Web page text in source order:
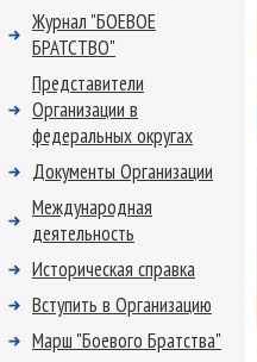
Журнал "БОЕВОЕ
БРАТСТВО"
Представители
Организации в
федеральных округах
Документы Организации
Международная
деятельность
Историческая справка
Вступить в Организацию
Марш "Боевого Братства"